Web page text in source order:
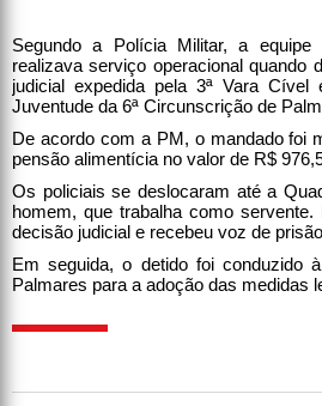
Segundo a Polícia Militar, a
realizava serviço operacional quando
judicial expedida pela 3ª Vara
Juventude da 6ª Circunscrição de
De acordo com a PM, o mandado foi
pensão alimentícia no valor de R$
Os policiais se deslocaram até a
homem, que trabalha como
decisão judicial e recebeu voz de
Em seguida, o detido foi conduzido
Palmares para a adoção das medidas